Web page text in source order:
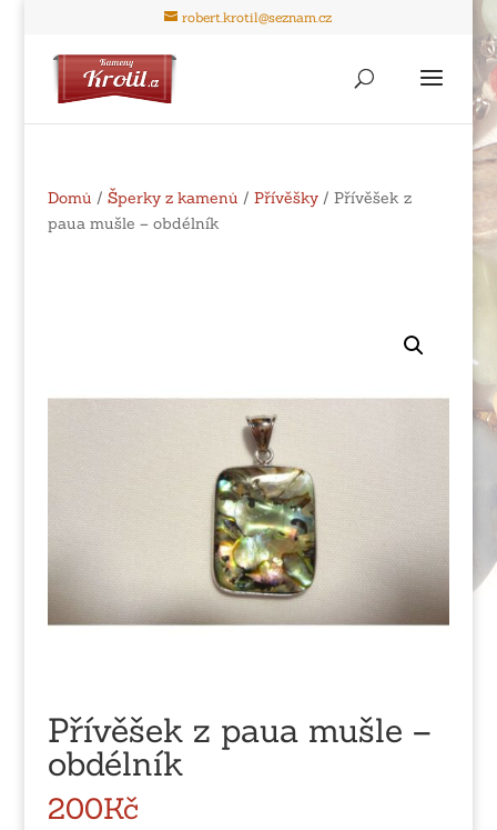
robert.krotil@seznam.cz
Domů / Šperky z kamenů / Přívěšky/ Přívěšek z
paua mušle – obdélník
Přívěšek z paua mušle –
obdélník
200Kč